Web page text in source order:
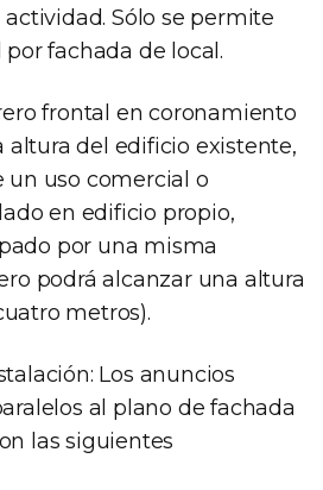
Sólo se permite
fachada de local.
frontal en coronamiento
altura del edificio existente,
un uso comercial o
en edificio propio,
por una misma
podrá alcanzar una altura
metros).
Los anuncios
al plano de fachada
las siguientes